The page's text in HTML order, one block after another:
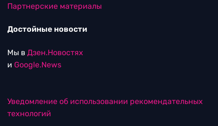
Партнерские материалы
Достойные новости
Мы в Дзен.Новостях
и Google.News
Уведомление об использовании рекомендательных
технологий